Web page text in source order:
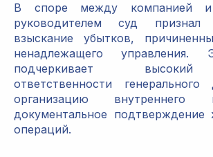
В споре между компанией
руководителем суд признал
взыскание убытков,
ненадлежащего управления.
подчеркивает
ответственности
организацию внутреннего
документальное подтверждение
операций.